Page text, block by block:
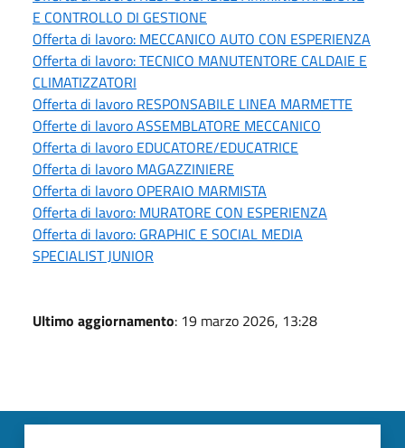
E CONTROLLO DI GESTIONE
Offerta di lavoro: MECCANICO AUTO CON ESPERIENZA
Offerta di lavoro: TECNICO MANUTENTORE CALDAIE E
CLIMATIZZATORI
Offerta di lavoro RESPONSABILE LINEA MARMETTE
Offerte di lavoro ASSEMBLATORE MECCANICO
Offerta di lavoro EDUCATORE/EDUCATRICE
Offerta di lavoro MAGAZZINIERE
Offerta di lavoro OPERAIO MARMISTA
Offerta di lavoro: MURATORE CON ESPERIENZA
Offerta di lavoro: GRAPHIC E SOCIAL MEDIA
SPECIALIST JUNIOR
Ultimo aggiornamento: 19 marzo 2026, 13:28